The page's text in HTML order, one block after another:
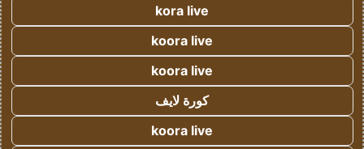
kora live
koora live
koora live
كورة لايف
koora live